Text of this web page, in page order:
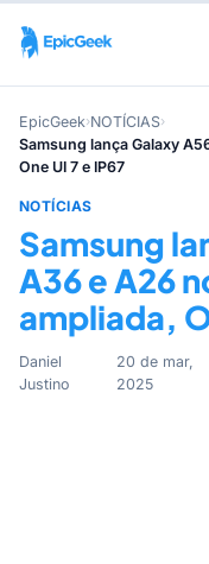
EpicGeek›NOTÍCIAS›
Samsung lança Galaxy
One UI 7 e IP67
NOTÍCIAS
Samsung
A36 e A26
ampliada,
Daniel
Justino
20 de mar,
2025